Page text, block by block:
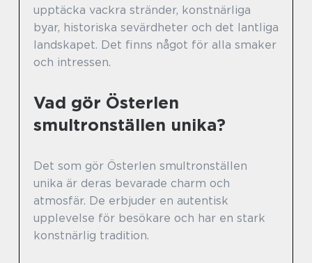
upptäcka vackra stränder, konstnärliga
byar, historiska sevärdheter och det lantliga
landskapet. Det finns något för alla smaker
och intressen.
Vad gör Österlen
smultronställen unika?
Det som gör Österlen smultronställen
unika är deras bevarade charm och
atmosfär. De erbjuder en autentisk
upplevelse för besökare och har en stark
konstnärlig tradition.